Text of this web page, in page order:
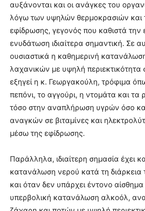
αυξάνονται και οι ανάγκες του
λόγω των υψηλών θερμοκρασιών και
εφίδρωσης, γεγονός που καθιστά την
ενυδάτωση ιδιαίτερα σημαντική. Σε
ουσιαστικά η καθημερινή
λαχανικών με υψηλή
εξηγεί η κ. Γεωργακούλη, τρόφιμα
πεπόνι, το αγγούρι, η ντομάτα και τα
τόσο στην αναπλήρωση υγρών όσο
αναγκών σε βιταμίνες και
μέσω της εφίδρωσης.
Παράλληλα, ιδιαίτερη σημασία έχει
κατανάλωση νερού κατά τη διάρκεια
και όταν δεν υπάρχει έντονο αίσθημα
υπερβολική κατανάλωση αλκοόλ,